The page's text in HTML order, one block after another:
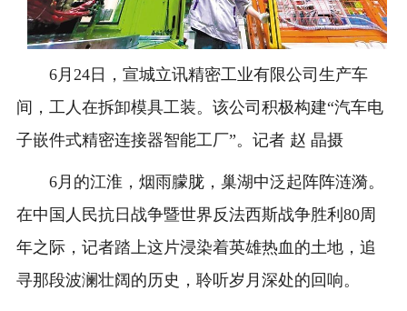
6月24日，宣城立讯精密工业有限公司生产车
间，工人在拆卸模具工装。该公司积极构建“汽车电
子嵌件式精密连接器智能工厂”。记者 赵 晶摄
6月的江淮，烟雨朦胧，巢湖中泛起阵阵涟漪。
在中国人民抗日战争暨世界反法西斯战争胜利80周
年之际，记者踏上这片浸染着英雄热血的土地，追
寻那段波澜壮阔的历史，聆听岁月深处的回响。